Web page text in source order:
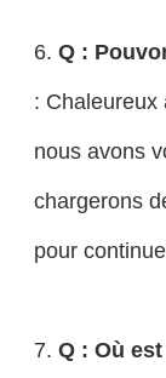
6. Q :
: Chaleureux
nous avons
chargerons
pour
7. Q : Où